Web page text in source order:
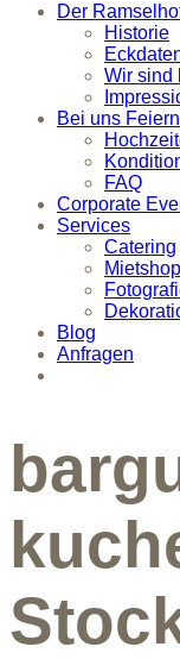
Der
Historie
Wir sind
Bei uns Feiern
FAQ
Corporate
Services
Catering
Mietshop
Blog
Anfragen